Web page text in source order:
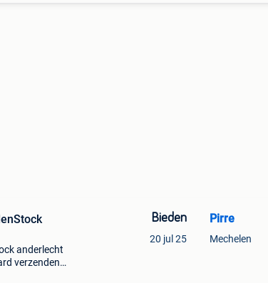
anderlecht
verzenden
Bieden
20 jul 25
Pirre
Mechelen